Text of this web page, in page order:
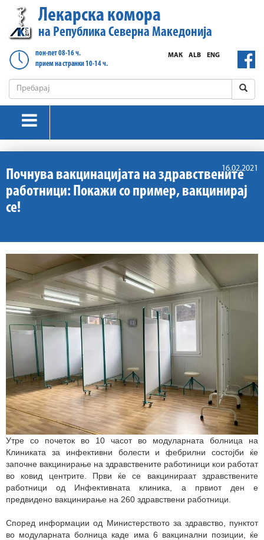
Лекарска комора
на Република Северна Македонија
пон-пет 08-16 ч.
прием на странки 10-14 ч.
ENG
ALB
МАК
16.02.2021
Почнува вакцинациjата на здравствените
работници: Покажи со пример, вакцинирај
се!
Утре со почеток во 10 часот во модуларната болница на
Клиниката за инфективни болести и фебрилни состојби ќе
започне вакцинирање на здравствените работиници кои работат
во ковид центрите. Први ќе се вакцинираат здравственитe
работници од Инфективната клиника, а првиот ден е
предвидено вакцинирање на 260 здравствени работници.
Според информации од Министерството за здравство, пунктот
во модуларната болница каде има 6 вакцинални позиции, ќе